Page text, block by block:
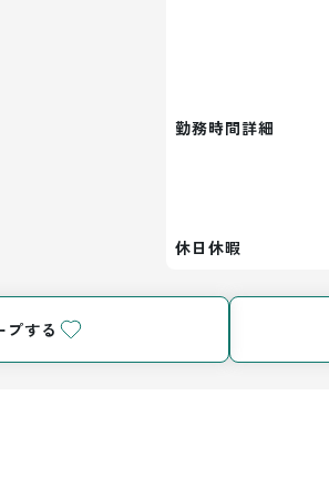
勤務時間詳細
休日休暇
プする